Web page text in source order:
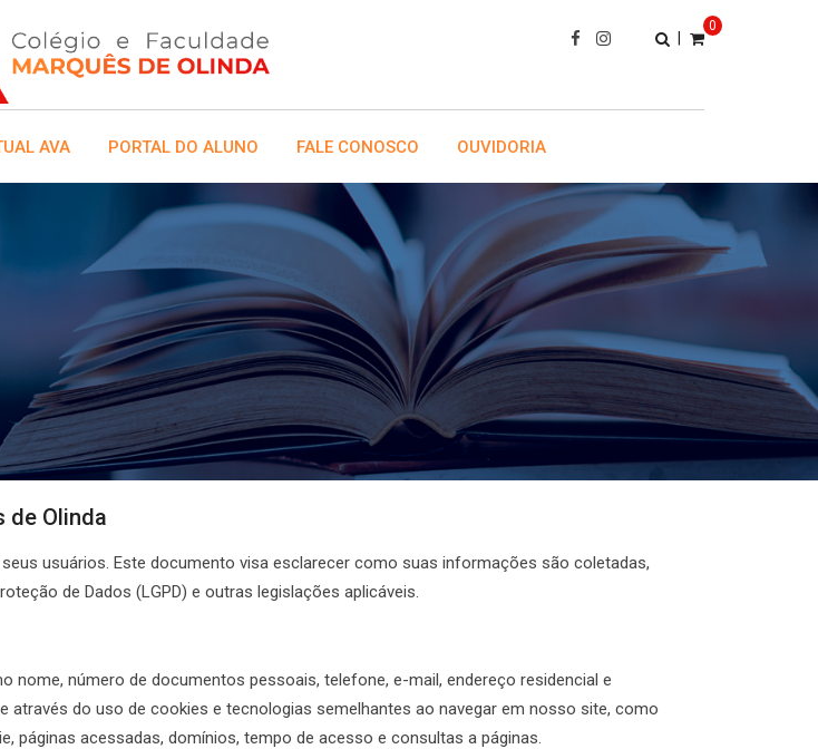
0
AVA PORTAL DO ALUNO FALE CONOSCO OUVIDORIA
de Olinda
usuários. Este documento visa esclarecer como suas informações são coletadas,
de Dados (LGPD) e outras legislações aplicáveis.
número de documentos pessoais, telefone, e-mail, endereço residencial e
do uso de cookies e tecnologias semelhantes ao navegar em nosso site, como
páginas acessadas, domínios, tempo de acesso e consultas a páginas.